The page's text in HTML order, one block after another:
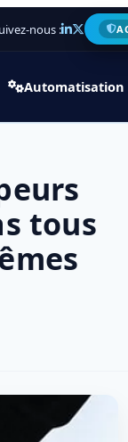
nous :
Automatisation
tous